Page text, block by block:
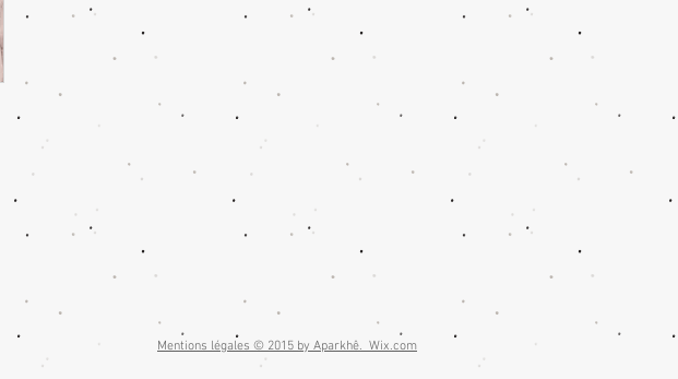
Mentions légales © 2015 by Aparkhê. Wix.com